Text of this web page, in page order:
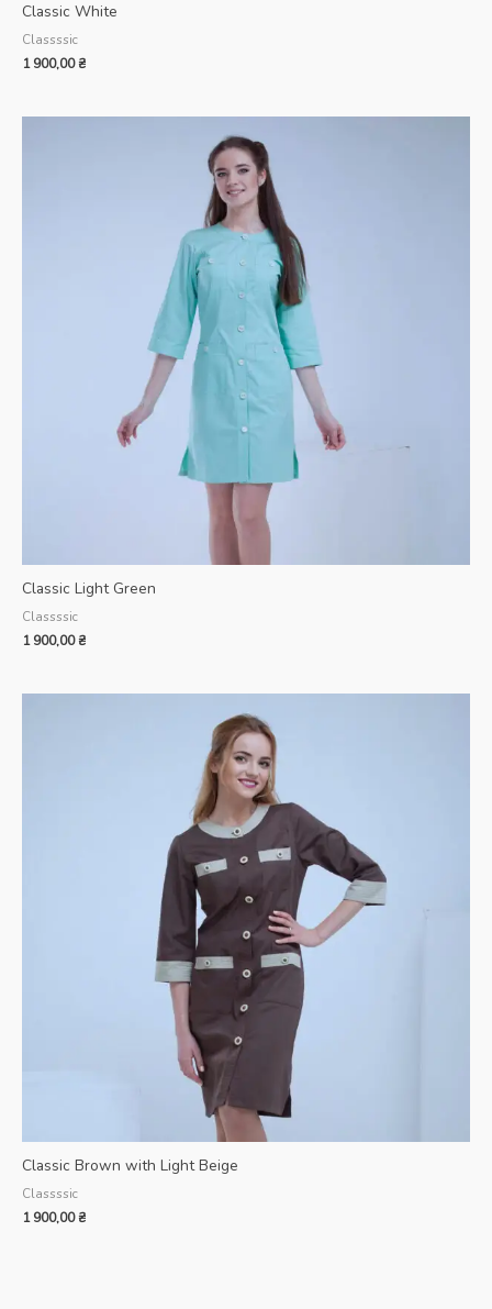
Classic White
Classssic
1 900,00₴
Classic Light Green
Classssic
1 900,00₴
Classic Brown with Light Beige
Classssic
1 900,00₴